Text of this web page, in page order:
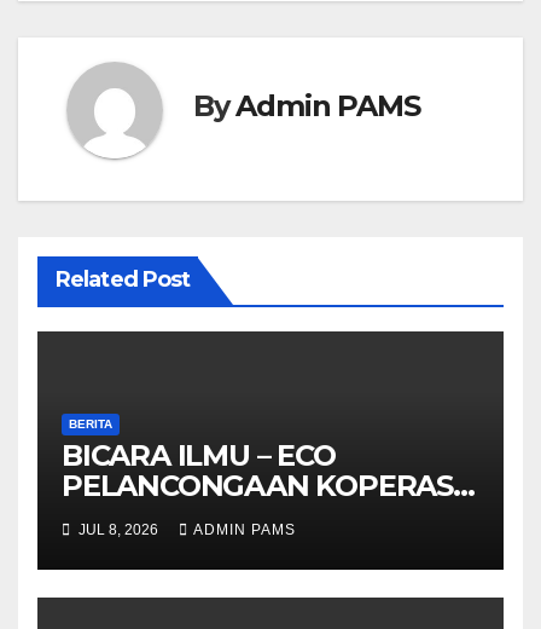
ByAdmin PAMS
Related Post
BERITA
BICARA ILMU – ECO
PELANCONGAAN KOPERASI
– DARI ALAM KE EKONOMI
KOMUNITI
JUL 8, 2026 ADMIN PAMS